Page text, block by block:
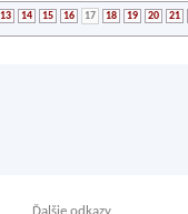
13 14 15 16 17 18 19 20 21